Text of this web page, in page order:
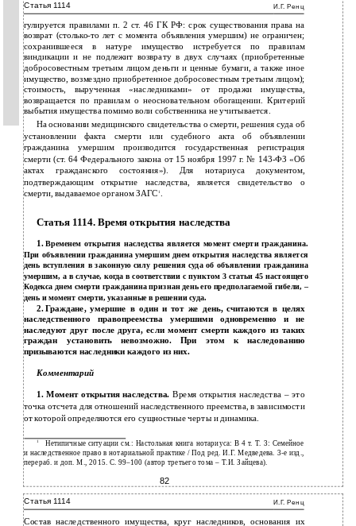
Статья 1114 И.Г. Ренц
гулируется правилами п. 2 ст. 46 ГК РФ: срок существования права на
возврат (столько-то лет с момента объявления умершим) не ограничен;
сохранившееся в натуре имущество истребуется по правилам
виндикации и не подлежит возврату в двух случаях (приобретенные
добросовестным третьим лицом деньги и ценные бумаги, а также иное
имущество, возмездно приобретенное добросовестным третьим лицом);
стоимость, вырученная «наследниками» от продажи имущества,
возвращается по правилам о неосновательном обогащении. Критерий
выбытия имущества помимо воли собственника не учитывается.
На основании медицинского свидетельства о смерти, решения суда об
установлении факта смерти или судебного акта об объявлении
гражданина умершим производится государственная регистрация
смерти (ст. 64 Федерального закона от 15 ноября 1997 г. № 143-ФЗ «Об
актах гражданского состояния»). Для нотариуса документом,
подтверждающим открытие наследства, является свидетельство о
смерти, выдаваемое органом ЗАГС1.
Статья 1114. Время открытия наследства
1. Временем открытия наследства является момент смерти гражданина.
При объявлении гражданина умершим днем открытия наследства является
день вступления в законную силу решения суда об объявлении гражданина
умершим, а в случае, когда в соответствии с пунктом 3 статьи 45 настоящего
Кодекса днем смерти гражданина признан день его предполагаемой гибели, –
день и момент смерти, указанные в решении суда.
2.Граждане, умершие в один и тот же день, считаются в целях
наследственного правопреемства умершими одновременно и не
наследуют друг после друга, если момент смерти каждого из таких
граждан установить невозможно. При этом к наследованию
призываются наследники каждого из них.
Комментарий
1. Момент открытия наследства. Время открытия наследства – это
точка отcчета для отношений наследственного преемства, в зависимости
от которой определяются его сущностные черты и динамика.
1 Нетипичные ситуации см.: Настольная книга нотариуса: В 4 т. Т. 3: Семейное
и наследственное право в нотариальной практике / Под ред. И.Г. Медведева. 3-е изд.,
перераб. и доп. М., 2015. С. 99–100 (автор третьего тома – Т.И. Зайцева).
82
Статья 1114 И.Г. Ренц
Состав наследственного имущества, круг наследников, основания их